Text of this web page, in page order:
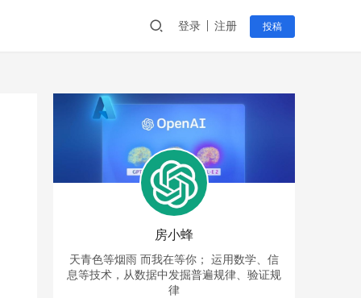
登录 注册 投稿
房小蜂
天青色等烟雨 而我在等你； 运用数学、信
息等技术，从数据中发掘普遍规律、验证规
律